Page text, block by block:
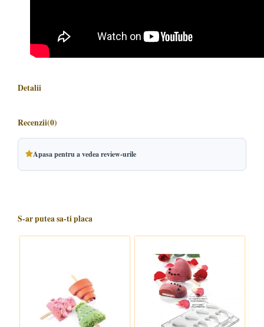
Detalii
Recenzii(0)
Apasa pentru a vedea review-urile
S-ar putea sa-ti placa